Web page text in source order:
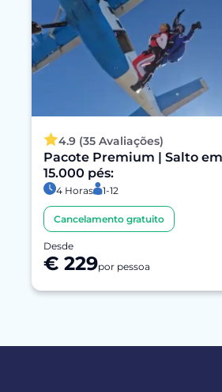
4.9 (35 Avaliações)
Pacote Premium | Salto
15.000 pés:
4 Horas 1-12
Cancelamento gratuito
Desde
€ 229por pessoa